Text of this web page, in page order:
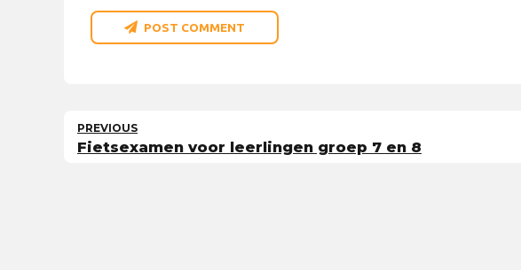
POST COMMENT
PREVIOUS
Fietsexamen voor leerlingen groep 7 en 8